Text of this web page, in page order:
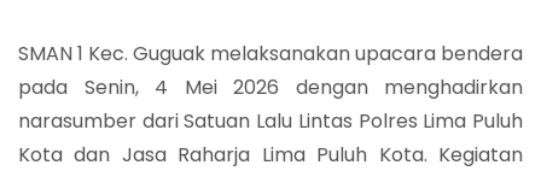
SMAN 1 Kec. Guguak melaksanakan upacara bendera
pada Senin, 4 Mei 2026 dengan menghadirkan
narasumber dari Satuan Lalu Lintas Polres Lima Puluh
Kota dan Jasa Raharja Lima Puluh Kota. Kegiatan